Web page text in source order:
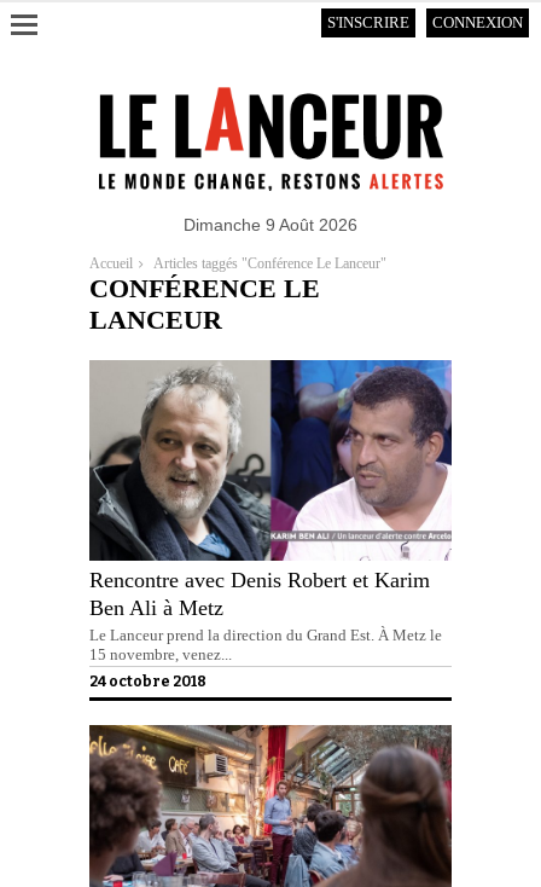
S'INSCRIRE CONNEXION
Dimanche 9 Août 2026
Accueil Articles taggés "Conférence Le Lanceur"
CONFÉRENCE LE
LANCEUR
Rencontre avec Denis Robert et Karim
Ben Ali à Metz
Le Lanceur prend la direction du Grand Est. À Metz le
15 novembre, venez...
24 octobre 2018